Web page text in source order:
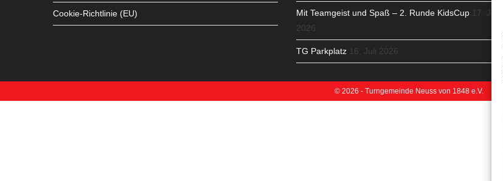
Cookie-Richtlinie (EU) Mit Teamgeist und Spaß – 2. Runde KidsCup 17. Juli
2026
TG Parkplatz 16. Juli 2026
© 2026 - Turngemeinde Neuss von 1848 e.V.